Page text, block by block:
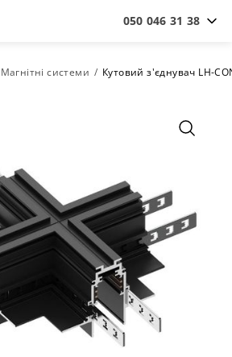
050 046 31 38
Магнітні системи Кутовий з'єднувач LH-